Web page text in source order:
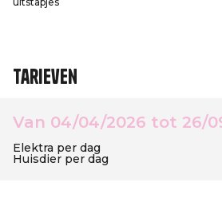
Tarieven
Van 04/04/2026 tot 26/
Elektra per dag
Huisdier per dag